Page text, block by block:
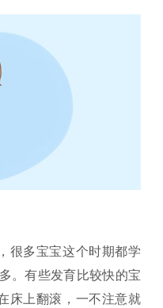
很多宝宝这个时期都学
。有些发育比较快的宝
床上翻滚，一不注意就